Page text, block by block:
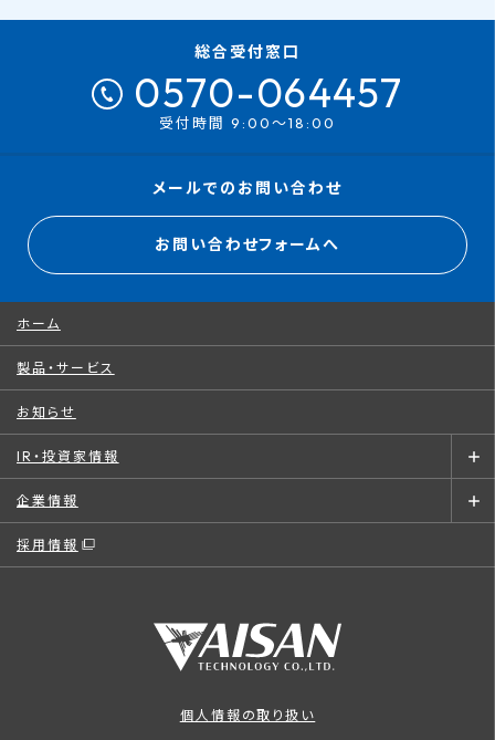
総合受付窓口
0570-064457
受付時間 9:00～18:00
メールでのお問い合わせ
お問い合わせフォームへ
ホーム
製品・サービス
お知らせ
IR・投資家情報
企業情報
採用情報
個人情報の取り扱い